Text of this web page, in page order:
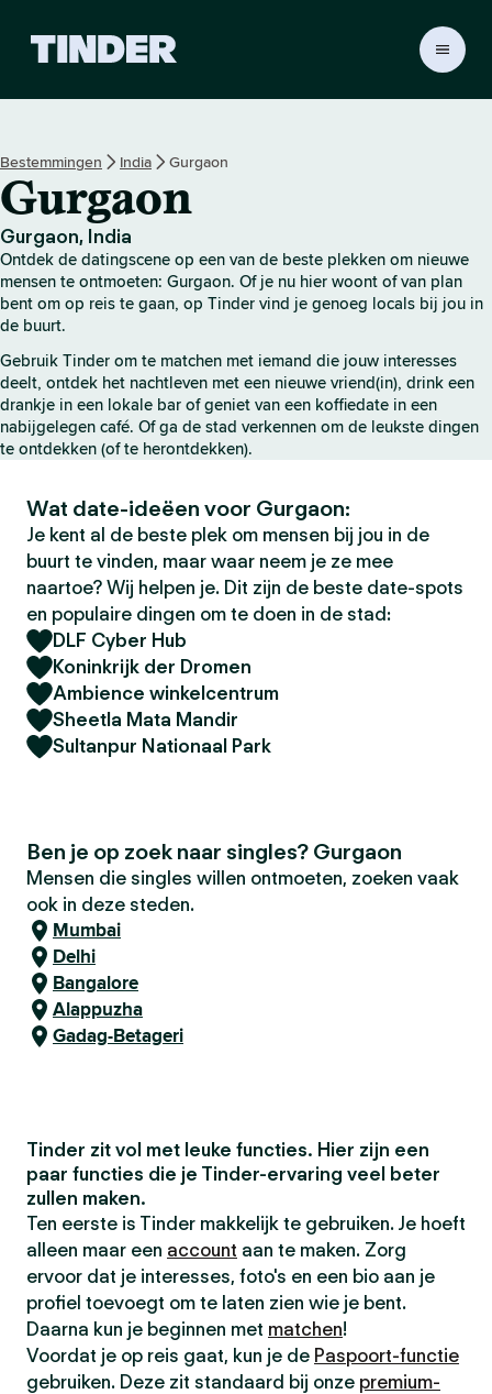
r
h
o
e
p
a
n
a
Bestemmingen India Gurgaon
Gurgaon
Gurgaon, India
Ontdek de datingscene op een van de beste plekken om nieuwe
mensen te ontmoeten: Gurgaon. Of je nu hier woont of van plan
bent om op reis te gaan, op Tinder vind je genoeg locals bij jou in
de buurt.
Gebruik Tinder om te matchen met iemand die jouw interesses
deelt, ontdek het nachtleven met een nieuwe vriend(in), drink een
drankje in een lokale bar of geniet van een koffiedate in een
nabijgelegen café. Of ga de stad verkennen om de leukste dingen
te ontdekken (of te herontdekken).
Wat date-ideëen voor Gurgaon:
Je kent al de beste plek om mensen bij jou in de
buurt te vinden, maar waar neem je ze mee
naartoe? Wij helpen je. Dit zijn de beste date-spots
en populaire dingen om te doen in de stad:
DLF Cyber Hub
Koninkrijk der Dromen
Ambience winkelcentrum
Sheetla Mata Mandir
Sultanpur Nationaal Park
Ben je op zoek naar singles? Gurgaon
Mensen die singles willen ontmoeten, zoeken vaak
ook in deze steden.
Mumbai
Delhi
Bangalore
Alappuzha
Gadag-Betageri
Tinder zit vol met leuke functies. Hier zijn een
paar functies die je Tinder-ervaring veel beter
zullen maken.
Ten eerste is Tinder makkelijk te gebruiken. Je hoeft
alleen maar een account aan te maken. Zorg
ervoor dat je interesses, foto's en een bio aan je
profiel toevoegt om te laten zien wie je bent.
Daarna kun je beginnen met matchen!
Voordat je op reis gaat, kun je de Paspoort-functie
gebruiken. Deze zit standaard bij onze premium-